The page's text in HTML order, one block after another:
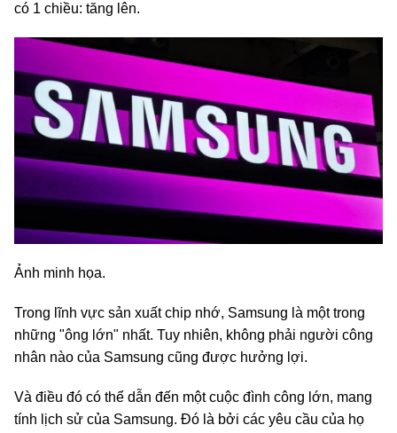
có 1 chiều: tăng lên.
Ảnh minh họa.
Trong lĩnh vực sản xuất chip nhớ, Samsung là một trong
những "ông lớn" nhất. Tuy nhiên, không phải người công
nhân nào của Samsung cũng được hưởng lợi.
Và điều đó có thể dẫn đến một cuộc đình công lớn, mang
tính lịch sử của Samsung. Đó là bởi các yêu cầu của họ